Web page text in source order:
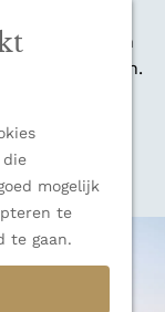
die
mogelijk
te
te gaan.
wie houdt van
uitzichten.